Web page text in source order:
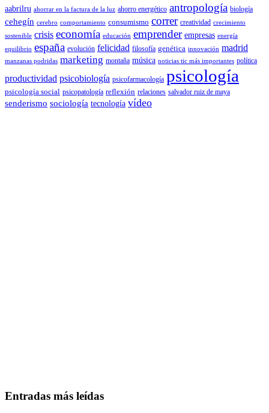
aabrilru ahorrar en la factura de la luz ahorro energético antropología biología
cehegín cerebro comportamiento consumismo correr creatividad crecimiento
sostenible crisis economía educación emprender empresas energía
equilibrio españa evolución felicidad filosofía genética innovación madrid
manzanas podridas marketing montaña música noticias tic más importantes política
productividad psicobiología psicofarmacología psicología
psicología social psicopatología reflexión relaciones salvador ruiz de maya
senderismo sociología tecnología vídeo
Entradas más leídas